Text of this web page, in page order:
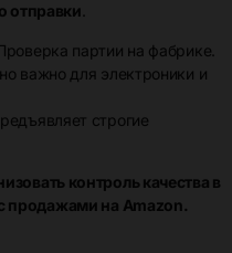
отправки.
партии на фабрике.
важно для электроники и
строгие
контроль качества в
продажами на Amazon.